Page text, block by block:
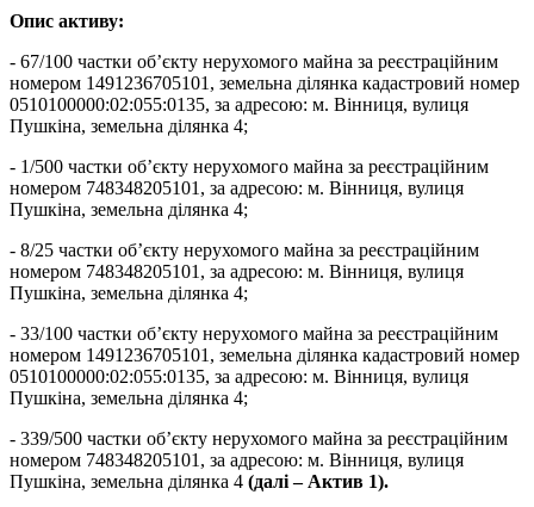
Опис активу:
- 67/100 частки об’єкту нерухомого майна за реєстраційним
номером 1491236705101, земельна ділянка кадастровий номер
0510100000:02:055:0135, за адресою: м. Вінниця, вулиця
Пушкіна, земельна ділянка 4;
- 1/500 частки об’єкту нерухомого майна за реєстраційним
номером 748348205101, за адресою: м. Вінниця, вулиця
Пушкіна, земельна ділянка 4;
- 8/25 частки об’єкту нерухомого майна за реєстраційним
номером 748348205101, за адресою: м. Вінниця, вулиця
Пушкіна, земельна ділянка 4;
- 33/100 частки об’єкту нерухомого майна за реєстраційним
номером 1491236705101, земельна ділянка кадастровий номер
0510100000:02:055:0135, за адресою: м. Вінниця, вулиця
Пушкіна, земельна ділянка 4;
- 339/500 частки об’єкту нерухомого майна за реєстраційним
номером 748348205101, за адресою: м. Вінниця, вулиця
Пушкіна, земельна ділянка 4 (далі – Актив 1).